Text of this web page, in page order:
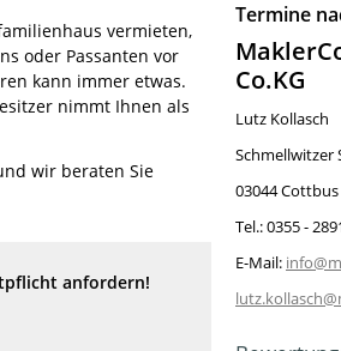
Termine
Co.KG
Lutz Kollasch
Schmellwitzer
03044 Cottbus
Tel.: 0355 -
E-Mail:
vermieten,
oder Passanten vor
kann immer etwas.
nimmt Ihnen als
wir beraten Sie
anfordern!